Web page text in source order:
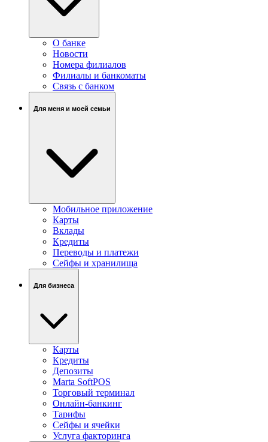
О банке
Новости
Номера филиалов
Филиалы и банкоматы
Связь c банком
Для меня и моей семьи
Мобильное приложение
Карты
Вклады
Кредиты
Переводы и платежи
Сейфы и хранилища
Для бизнеса
Карты
Кредиты
Депозиты
Marta SoftPOS
Торговый терминал
Онлайн-банкинг
Тарифы
Сейфы и ячейки
Услуга факторинга